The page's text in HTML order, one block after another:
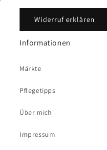
Widerruf erklären
Informationen
Märkte
Pflegetipps
Über mich
Impressum